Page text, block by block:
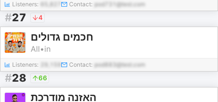
Listeners: Contact: pod731@test.com
#27 4
חכמים גדולים
All•in
Listeners: Contact: pod883@test.com
#28 66
האזנה מודרכת